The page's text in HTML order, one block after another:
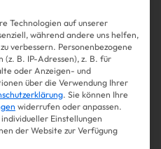
Technologien auf unserer
während andere uns helfen,
verbessern. Personenbezogene
B. IP-Adressen), z. B. für
oder Anzeigen- und
über die Verwendung Ihrer
. Sie können Ihre
widerrufen oder anpassen.
Einstellungen
der Website zur Verfügung